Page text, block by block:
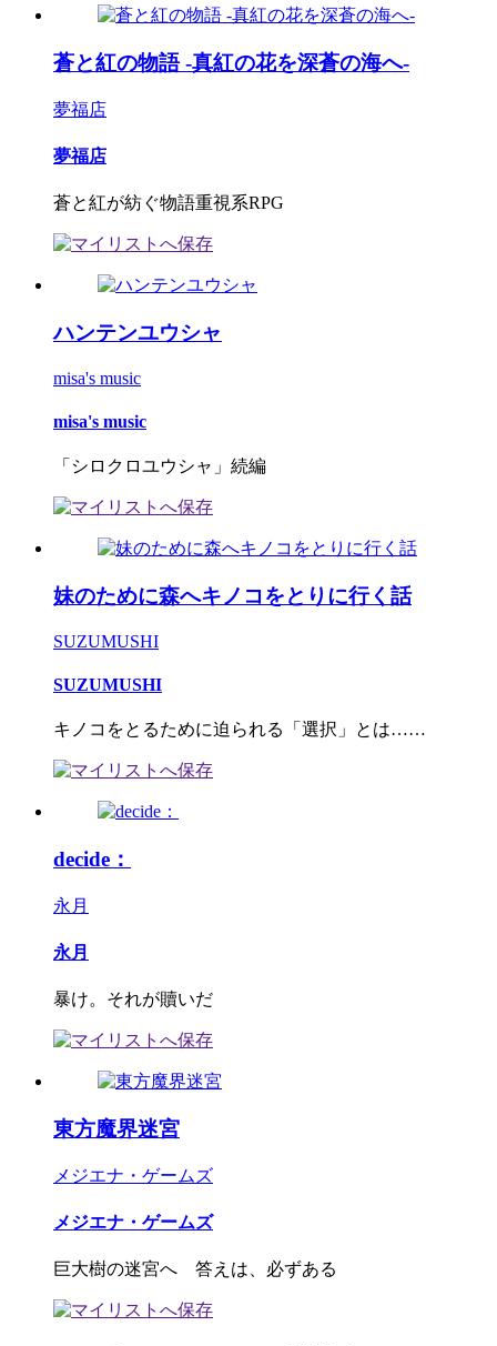
蒼と紅の物語 -真紅の花を深蒼の海へ-
夢福店
夢福店
蒼と紅が紡ぐ物語重視系RPG
ハンテンユウシャ
misa's music
misa's music
「シロクロユウシャ」続編
妹のために森へキノコをとりに行く話
SUZUMUSHI
SUZUMUSHI
キノコをとるために迫られる「選択」とは……
decide：
永月
永月
暴け。それが贖いだ
東方魔界迷宮
メジエナ・ゲームズ
メジエナ・ゲームズ
巨大樹の迷宮へ 答えは、必ずある